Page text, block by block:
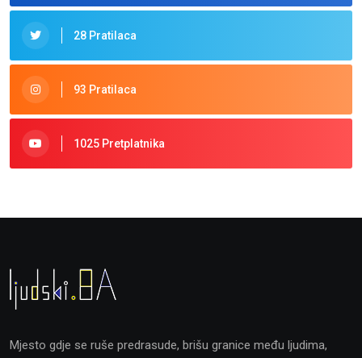
28 Pratilaca
93 Pratilaca
1025 Pretplatnika
Mjesto gdje se ruše predrasude, brišu granice među ljudima,